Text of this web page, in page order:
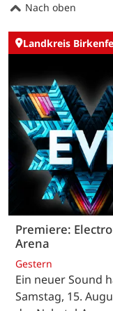
Nach oben
Landkreis
Premiere:
Arena
Gestern
Ein neuer Sound
Samstag, 15.